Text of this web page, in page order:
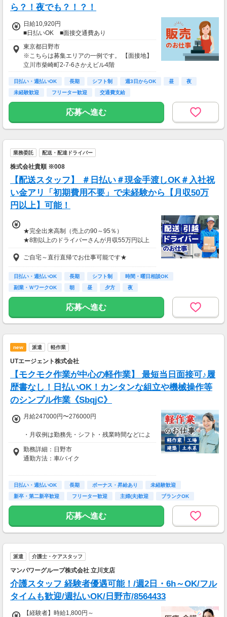
ら？！夜でも？！？！
日給10,920円
■日払いOK ■面接交通費あり
東京都日野市
※こちらは募集エリアの一例です。 【面接地】
立川市柴崎町2-7-6さかえビル4階
日払い・週払いOK 長期 シフト制 週3日からOK 昼
夜
未経験歓迎
フリーター歓迎 交通費支給
応募へ進む
業務委託 配送・配達ドライバー
株式会社貴順 ※008
【配送スタッフ】 ＃日払い＃現金手渡しOK＃入社祝
い金アリ「初期費用不要」で未経験から【月収50万
円以上】可能！
★完全出来高制（売上の90～95％）
★8割以上のドライバーさんが月収55万円以上
★支度金5～25万円補助あり（規定有）
★選べる入社祝い金アリ
⇒「初回稼働1か月後に3万円」or「1年後に10
万円」or「2年後に20万円」選べます！
ご都合にあわせてルートや個数は調整可能！
※1日2万円保証の案件もあり！
＊現金手渡し・日払いご相談OK
＊前払い制度あり（稼働分のみ）
【日収例】
売上2万1600円（1個160円×135個）×90％=約
1万9000円
売上65万2800円(1個160円×170個×24日)×90％
※上記は一例です。
ご自宅～直行直帰でお仕事可能です★
日払い・週払いOK 長期 シフト制
時間・曜日相談OK
副業・ＷワークOK
朝 昼 夕方 夜
応募へ進む
new 派遣 軽作業
UTエージェント株式会社
【モクモク作業が中心の軽作業】 最短当日面接可♪履
歴書なし！日払いOK！カンタンな組立や機械操作等
のシンプル作業《SbqjC》
月給247000円〜276000円
・月収例は勤務先・シフト・残業時間などによ
り変動します
・各種手当あり（残業手当、休出手当、深夜勤
務がある場合は深夜手当 など）
■日払い制度（新制度）※規定あり
・最短5分で働いた分の給与を口座受取可能
・スマホからカンタン申請
・1,000円単位で利用可能
■交通費 上限30,000円まで支給 ※会社規定有
り
勤務詳細：日野市
通勤方法：車/バイク
※構内の（無料）駐車場利用OK
※募集の勤務地は面接地の一例です。
ご希望の地域や条件などを伺いながらあなた
に合ったお仕事をご紹介します！
日払い・週払いOK 長期 ボーナス・昇給あり
未経験歓迎
新卒・第二新卒歓迎
フリーター歓迎 主婦(夫)歓迎
ブランクOK
学歴不問
応募へ進む
派遣 介護士・ケアスタッフ
マンパワーグループ株式会社 立川支店
介護スタッフ 経験者優遇可能！/週2日・6h～OK/フル
タイムも歓迎/週払いOK/日野市/8564433
【経験者】時給1,800円～